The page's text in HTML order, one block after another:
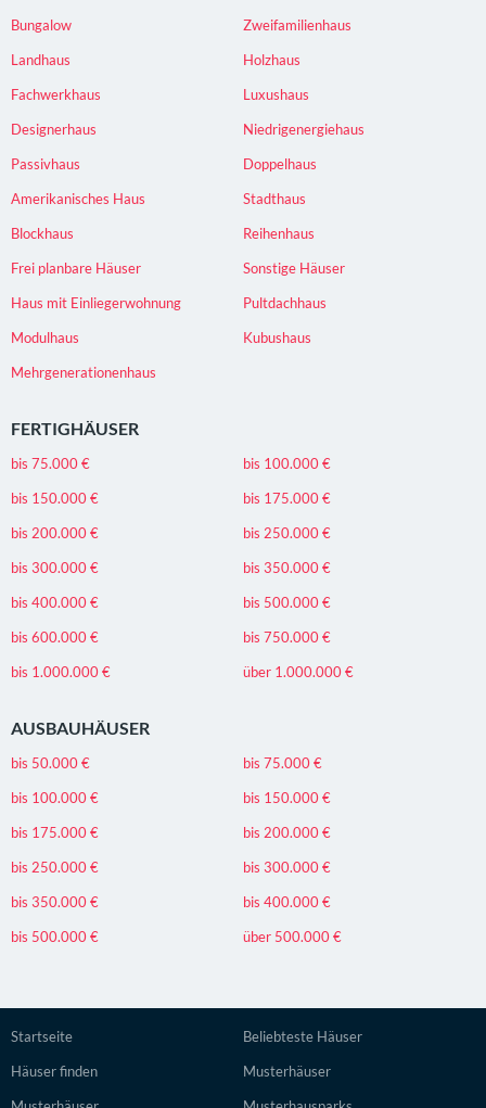
Bungalow
Zweifamilienhaus
Landhaus
Holzhaus
Fachwerkhaus
Luxushaus
Designerhaus
Niedrigenergiehaus
Passivhaus
Doppelhaus
Amerikanisches Haus
Stadthaus
Blockhaus
Reihenhaus
Frei planbare Häuser
Sonstige Häuser
Haus mit Einliegerwohnung
Pultdachhaus
Modulhaus
Kubushaus
Mehrgenerationenhaus
FERTIGHÄUSER
bis 75.000 €
bis 100.000 €
bis 150.000 €
bis 175.000 €
bis 200.000 €
bis 250.000 €
bis 300.000 €
bis 350.000 €
bis 400.000 €
bis 500.000 €
bis 600.000 €
bis 750.000 €
bis 1.000.000 €
über 1.000.000 €
AUSBAUHÄUSER
bis 50.000 €
bis 75.000 €
bis 100.000 €
bis 150.000 €
bis 175.000 €
bis 200.000 €
bis 250.000 €
bis 300.000 €
bis 350.000 €
bis 400.000 €
bis 500.000 €
über 500.000 €
Startseite
Häuser finden
Beliebteste Häuser
Musterhäuser